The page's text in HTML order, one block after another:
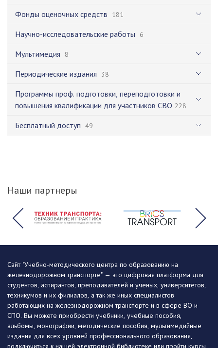
Фонды оценочных средств 181
Научно-исследовательские работы 6
Мультимедия 8
Периодические издания 38
Программы проф. подготовки, переподготовки и
повышения квалификации для участников СВО 228
Бесплатный доступ 49
Наши партнеры
Сайт "Учебно-методического центра по образованию на
железнодорожном транспорте" — это цифровая платформа для
студентов, аспирантов, преподавателей и ученых, университетов,
техникумов и их филиалов, а так же иных специалистов
работающих на железнодорожном транспорте и в сфере ВО и
СПО. Вы можете приобрести учебники, учебные пособия,
альбомы, монографии, методические пособия, мультимедийные
издания для всех уровней профессионального образования,
подключиться к нашей электронной библиотеке или пройти курсы